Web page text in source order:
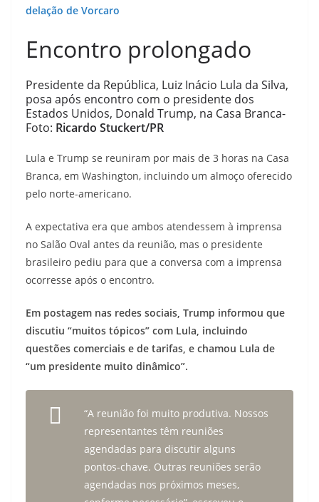
delação de Vorcaro
Encontro prolongado
Presidente da República, Luiz Inácio Lula da Silva,
posa após encontro com o presidente dos
Estados Unidos, Donald Trump, na Casa Branca-
Foto: Ricardo Stuckert/PR
Lula e Trump se reuniram por mais de 3 horas na Casa
Branca, em Washington, incluindo um almoço oferecido
pelo norte-americano.
A expectativa era que ambos atendessem à imprensa
no Salão Oval antes da reunião, mas o presidente
brasileiro pediu para que a conversa com a imprensa
ocorresse após o encontro.
Em postagem nas redes sociais, Trump informou que
discutiu “muitos tópicos” com Lula, incluindo
questões comerciais e de tarifas, e chamou Lula de
“um presidente muito dinâmico”.
“A reunião foi muito produtiva. Nossos
representantes têm reuniões
agendadas para discutir alguns
pontos-chave. Outras reuniões serão
agendadas nos próximos meses,